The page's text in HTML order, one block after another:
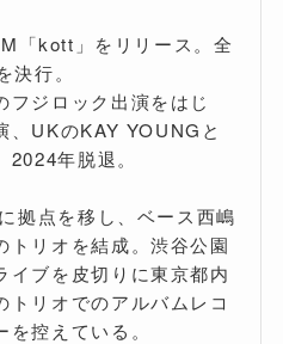
「kott」をリリース。全
行。
フジロック出演をはじ
、UKのKAY YOUNGと
年脱退。
拠点を移し、ベース西嶋
トリオを結成。渋谷公園
イブを皮切りに東京都内
トリオでのアルバムレコ
控えている。